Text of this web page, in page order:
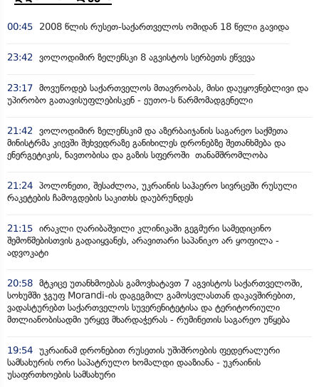
00:45 2008 წლის რუსეთ-საქართველოს ომიდან 18 წელი გავიდა
23:42 ვოლოდიმირ ზელენსკი 8 აგვისტოს სერბეთს ეწვევა
23:17 მოვუწოდებ საქართველოს მთავრობას, მისი დაუყოვნებლივი და
უპირობო გათავისუფლებისკენ - ეუთო-ს წარმომადგენელი
21:42
ვოლოდიმირ ზელენსკიმ და აზერბაიჯანის საგარეო საქმეთა
მინისტრმა კიევში შეხვედრაზე განიხილეს დრონებზე შეთანხმება და
ენერგეტიკის, ნავთობისა და გაზის სფეროში თანამშრომლობა
21:24 პოლონეთი, შესაძლოა, უკრაინის საჰაერო სივრცეში რუსული
რაკეტების ჩამოგდების საკითხს დაუბრუნდეს
21:15 ირაკლი ღარიბაშვილი კლინიკაში გეგმური სამედიცინო
შემოწმებისთვის გადაიყვანეს, არავითარი საპანიკო არ ყოფილა -
ადვოკატი
20:58 მტკიცე უთანხმოებას გამოვხატავთ 7 აგვისტოს საქართველოში,
სოხუმში ჯგუფ Morandi-ის დაგეგმილ გამოსვლასთან დაკავშირებით,
ვადასტურებთ საქართველოს სუვერენიტეტისა და ტერიტორიული
მთლიანობისადმი ურყევ მხარდაჭერას - რუმინეთის საგარეო უწყება
19:54 უკრაინამ დრონებით რუსეთის უშიშროების ფედერალური
სამსახურის ორი საპატრულო ხომალდი დააზიანა - უკრაინის
უსაფრთხოების სამსახური